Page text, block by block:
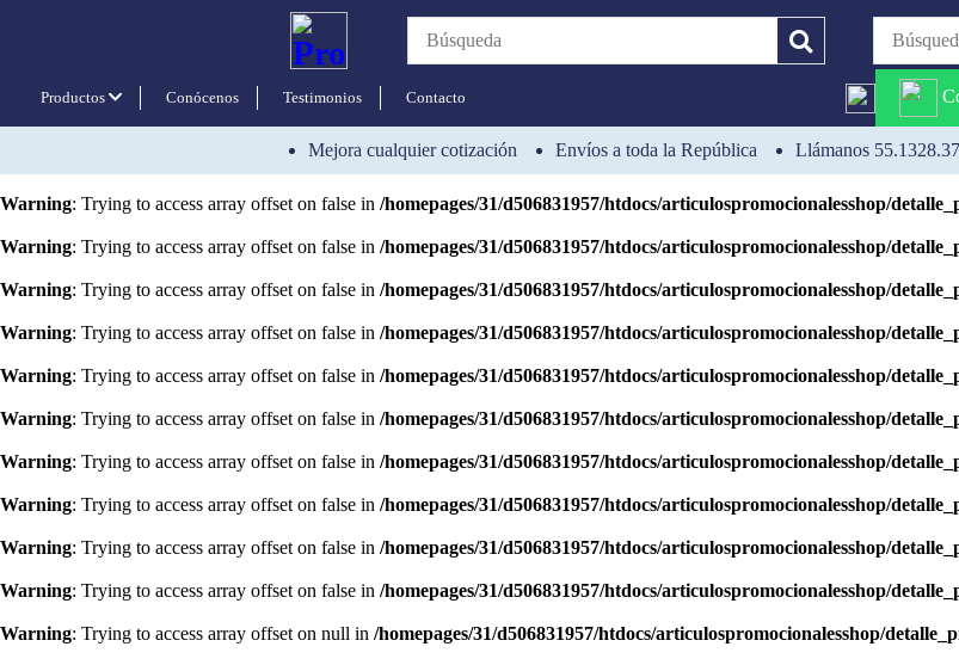
: Trying to access array offset on false in /homepages/31/d506831957/htdocs/articulospromocionalesshop/
: Trying to access array offset on false in /homepages/31/d506831957/htdocs/articulospromocionalesshop/
/homepages/31/d506831957/htdocs/articulospromocionalesshop/
: strtr(): Passing null to parameter #1 ($string) of type string is deprecated in/homepages/31/d506831957/
Warning: Trying to access array offset on false in /homepages/31/d506831957/htdocs/articulospromocionalesshop/
Warning: Trying to access array offset on false in /homepages/31/d506831957/htdocs/articulospromocionalesshop/
Warning: Trying to access array offset on false in /homepages/31/d506831957/htdocs/articulospromocionalesshop/
Warning: Trying to access array offset on false in /homepages/31/d506831957/htdocs/articulospromocionalesshop/
Warning: Trying to access array offset on false in /homepages/31/d506831957/htdocs/articulospromocionalesshop/
Warning: Trying to access array offset on false in /homepages/31/d506831957/htdocs/articulospromocionalesshop/
Warning: Trying to access array offset on false in /homepages/31/d506831957/htdocs/articulospromocionalesshop/
Warning: Trying to access array offset on false in /homepages/31/d506831957/htdocs/articulospromocionalesshop/
Warning: Trying to access array offset on false in /homepages/31/d506831957/htdocs/articulospromocionalesshop/
Warning: Trying to access array offset on false in /homepages/31/d506831957/htdocs/articulospromocionalesshop/
Warning: Trying to access array offset on null in /homepages/31/d506831957/htdocs/articulospromocionalesshop/
Productos Conócenos Testimonios Contacto
Mejora cualquier cotización Envíos a toda la República Llámanos